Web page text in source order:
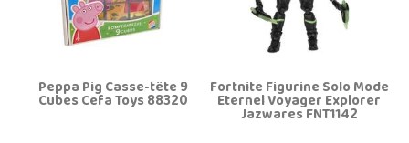
Peppa Pig Casse-tête 9
Cubes Cefa Toys 88320 Fortnite Figurine Solo Mode
Eternel Voyager Explorer
Jazwares FNT1142